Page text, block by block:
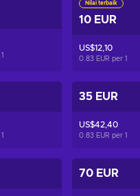
1
Nilai terbaik
10 EUR
US$12,10
0.83 EUR per 1
1
35 EUR
US$42,40
0.83 EUR per 1
70 EUR